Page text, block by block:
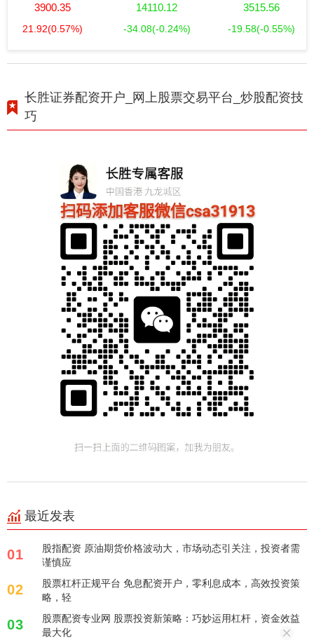
3900.35
21.92(0.57%)
14110.12
-34.08(-0.24%)
3515.56
-19.58(-0.55%)
长胜证券配资开户_网上股票交易平台_炒股配资技
巧
最近发表
01
股指配资 原油期货价格波动大，市场动态引关注，投资者需
谨慎应
02
股票杠杆正规平台 免息配资开户，零利息成本，高效投资策
略，轻
03
股票配资专业网 股票投资新策略：巧妙运用杠杆，资金效益
最大化